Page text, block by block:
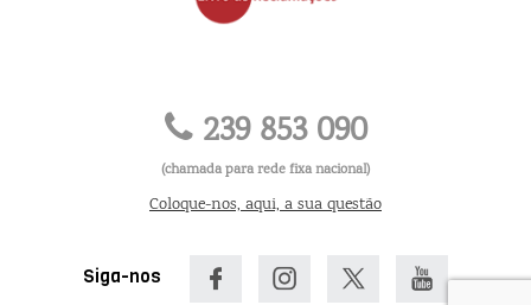
239 853 090
(chamada para rede fixa nacional)
Coloque-nos, aqui, a sua questão
Siga-nos